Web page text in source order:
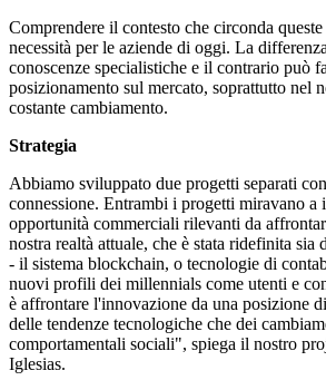
Comprendere il contesto che circonda
necessità per le aziende di oggi. La
conoscenze specialistiche e il contrario può
posizionamento sul mercato, soprattutto nel
costante cambiamento.
Strategia
Abbiamo sviluppato due progetti separati
connessione. Entrambi i progetti miravano a
opportunità commerciali rilevanti da
nostra realtà attuale, che è stata ridefinita sia
- il sistema blockchain, o tecnologie di
nuovi profili dei millennials come utenti e
è affrontare l'innovazione da una posizione
delle tendenze tecnologiche che dei
comportamentali sociali", spiega il nostro
Iglesias.